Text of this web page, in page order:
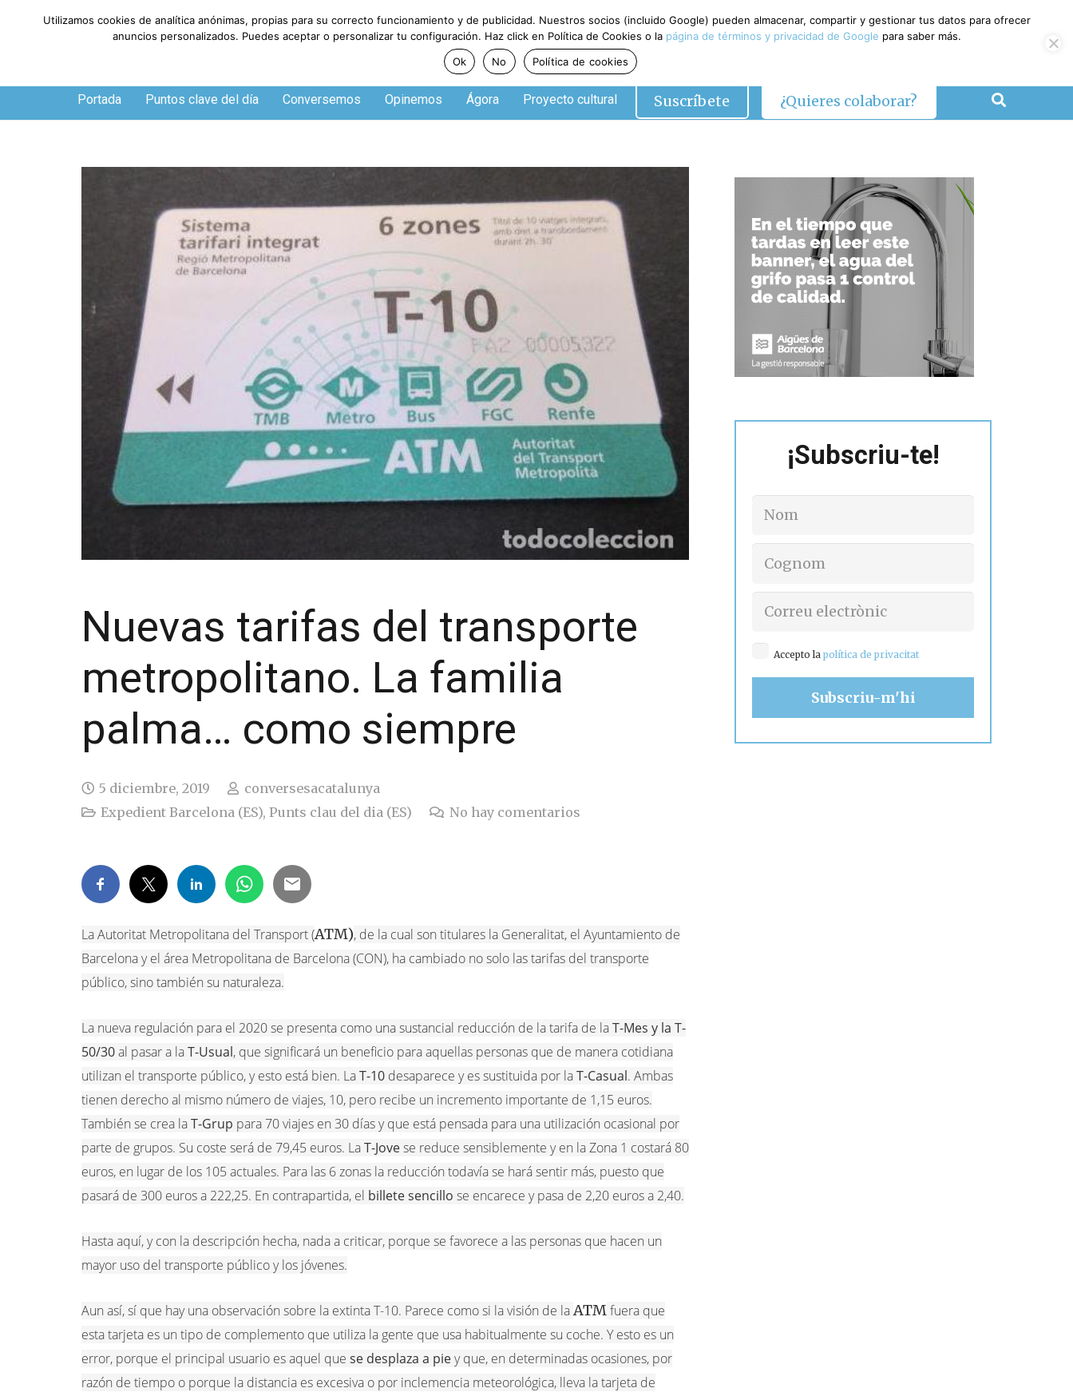
Viernes, 7 de agosto de 2026
Portada Puntos clave del día Conversemos Opinemos Ágora Proyecto cultural Suscríbete ¿Quieres colaborar?
Nuevas tarifas del transporte
metropolitano. La familia
palma… como siempre
5 diciembre, 2019
conversesacatalunya
Expedient Barcelona (ES),Punts clau del dia (ES) No hay comentarios
La Autoritat Metropolitana del Transport (ATM), de la cual son titulares la Generalitat, el Ayuntamiento de
Barcelona y el área Metropolitana de Barcelona (CON), ha cambiado no solo las tarifas del transporte
público, sino también su naturaleza.
La nueva regulación para el 2020 se presenta como una sustancial reducción de la tarifa de laT-Mes y la T-
50/30al pasar a laT-Usual, que significará un beneficio para aquellas personas que de manera cotidiana
utilizan el transporte público, y esto está bien. LaT-10 desaparece y es sustituida por laT-Casual. Ambas
tienen derecho al mismo número de viajes, 10, pero recibe un incremento importante de 1,15 euros.
También se crea laT-Grup para 70 viajes en 30 días y que está pensada para una utilización ocasional por
parte de grupos. Su coste será de 79,45 euros. LaT-Jovese reduce sensiblemente y en la Zona 1 costará 80
euros, en lugar de los 105 actuales. Para las 6 zonas la reducción todavía se hará sentir más, puesto que
pasará de 300 euros a 222,25. En contrapartida, el billete sencillo se encarece y pasa de 2,20 euros a 2,40.
Hasta aquí, y con la descripción hecha, nada a criticar, porque se favorece a las personas que hacen un
mayor uso del transporte público y los jóvenes.
Aun así, sí que hay una observación sobre la extinta T-10. Parece como si la visión de laATMfuera que
esta tarjeta es un tipo de complemento que utiliza la gente que usa habitualmente su coche. Y esto es un
error, porque el principal usuario es aquel que se desplaza a piey que, en determinadas ocasiones, por
razón de tiempo o porque la distancia es excesiva o por inclemencia meteorológica, lleva la tarjeta de
¡Subscriu-te!
Accepto lapolítica de privacitat
Utilizamos cookies de analítica anónimas, propias para su correcto funcionamiento y de publicidad. Nuestros socios (incluido Google) pueden almacenar, compartir y gestionar tus datos para ofrecer
anuncios personalizados. Puedes aceptar o personalizar tu configuración. Haz click en Política de Cookies o la página de términos y privacidad de Google para saber más.
Ok
No Política de cookies